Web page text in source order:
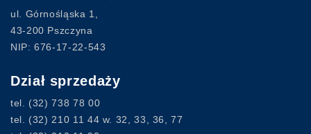
ul. Górnośląska 1,
43-200 Pszczyna
NIP: 676-17-22-543
Dział sprzedaży
tel. (32) 738 78 00
tel. (32) 210 11 44 w. 32, 33, 36, 77